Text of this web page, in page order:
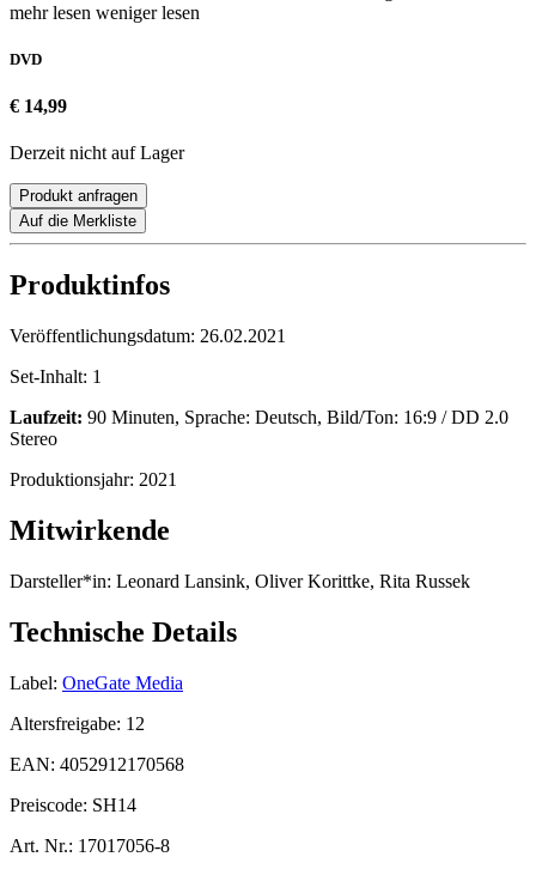
mehr lesen weniger lesen
DVD
€ 14,99
Derzeit nicht auf Lager
Produkt anfragen
Auf die Merkliste
Produktinfos
Veröffentlichungsdatum: 26.02.2021
Set-Inhalt: 1
Laufzeit: 90 Minuten, Sprache: Deutsch, Bild/Ton: 16:9 / DD 2.0
Stereo
Produktionsjahr: 2021
Mitwirkende
Darsteller*in: Leonard Lansink, Oliver Korittke, Rita Russek
Technische Details
Label: OneGate Media
Altersfreigabe: 12
EAN: 4052912170568
Preiscode: SH14
Art. Nr.: 17017056-8